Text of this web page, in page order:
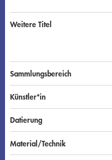
Weitere Titel
Sammlungsbereich
Künstler*in
Datierung
Material/Technik